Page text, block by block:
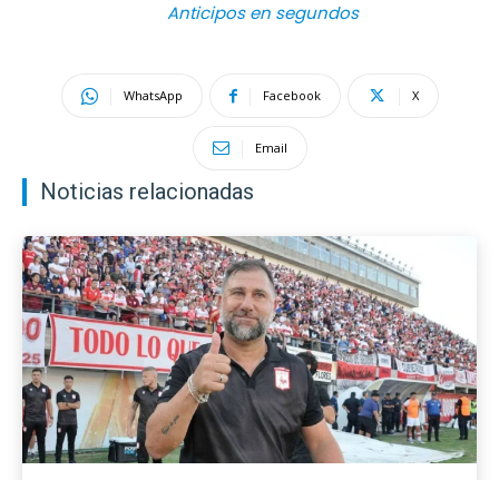
Anticipos en segundos
WhatsApp Facebook X
Email
Noticias relacionadas